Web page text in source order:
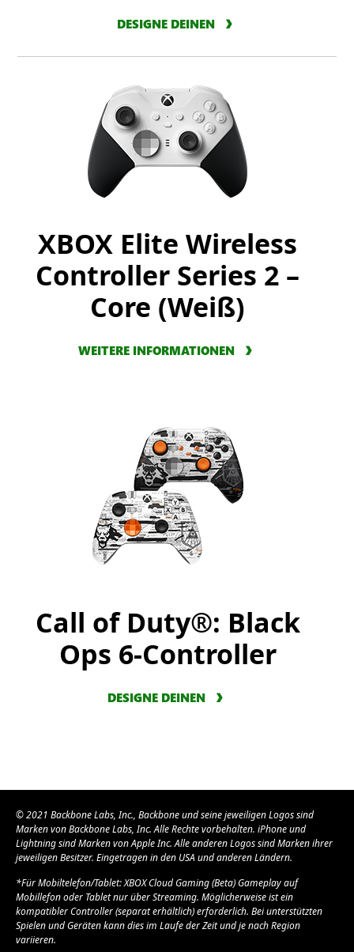
DESIGNE DEINEN
XBOX Elite Wireless
Controller Series 2 –
Core (Weiß)
WEITERE INFORMATIONEN
Call of Duty®: Black
Ops 6-Controller
DESIGNE DEINEN
© 2021 Backbone Labs, Inc., Backbone und seine jeweiligen Logos sind
Marken von Backbone Labs, Inc. Alle Rechte vorbehalten. iPhone und
Lightning sind Marken von Apple Inc. Alle anderen Logos sind Marken ihrer
jeweiligen Besitzer. Eingetragen in den USA und anderen Ländern.
*Für Mobiltelefon/Tablet: XBOX Cloud Gaming (Beta) Gameplay auf
Mobillefon oder Tablet nur über Streaming. Möglicherweise ist ein
kompatibler Controller (separat erhältlich) erforderlich. Bei unterstützten
Spielen und Geräten kann dies im Laufe der Zeit und je nach Region
variieren.